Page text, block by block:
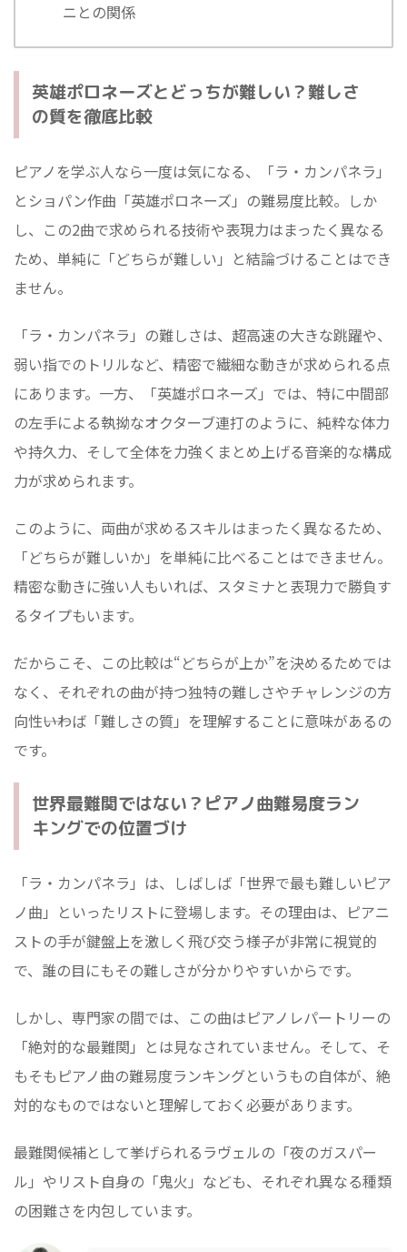
ニとの関係
英雄ポロネーズとどっちが難しい？難しさ
の質を徹底比較
ピアノを学ぶ人なら一度は気になる、「ラ・カンパネラ」
とショパン作曲「英雄ポロネーズ」の難易度比較。しか
し、この2曲で求められる技術や表現力はまったく異なる
ため、単純に「どちらが難しい」と結論づけることはでき
ません。
「ラ・カンパネラ」の難しさは、超高速の大きな跳躍や、
弱い指でのトリルなど、精密で繊細な動きが求められる点
にあります。一方、「英雄ポロネーズ」では、特に中間部
の左手による執拗なオクターブ連打のように、純粋な体力
や持久力、そして全体を力強くまとめ上げる音楽的な構成
力が求められます。
このように、両曲が求めるスキルはまったく異なるため、
「どちらが難しいか」を単純に比べることはできません。
精密な動きに強い人もいれば、スタミナと表現力で勝負す
るタイプもいます。
だからこそ、この比較は“どちらが上か”を決めるためでは
なく、それぞれの曲が持つ独特の難しさやチャレンジの方
向性――いわば「難しさの質」を理解することに意味があるの
です。
世界最難関ではない？ピアノ曲難易度ラン
キングでの位置づけ
「ラ・カンパネラ」は、しばしば「世界で最も難しいピア
ノ曲」といったリストに登場します。その理由は、ピアニ
ストの手が鍵盤上を激しく飛び交う様子が非常に視覚的
で、誰の目にもその難しさが分かりやすいからです。
しかし、専門家の間では、この曲はピアノレパートリーの
「絶対的な最難関」とは見なされていません。そして、そ
もそもピアノ曲の難易度ランキングというもの自体が、絶
対的なものではないと理解しておく必要があります。
最難関候補として挙げられるラヴェルの「夜のガスパー
ル」やリスト自身の「鬼火」なども、それぞれ異なる種類
の困難さを内包しています。